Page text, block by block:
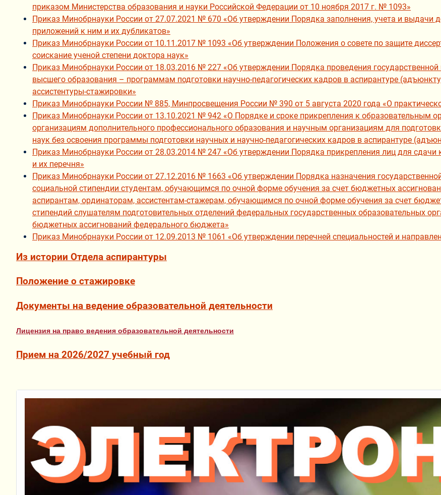
приказом Министерства образования и науки Российской Федерации от 10 ноября 2017 г. № 1093»
Приказ Минобрнауки России от 27.07.2021 № 670 «Об утверждении Порядка заполнения, учета и
приложений к ним и их дубликатов»
Приказ Минобрнауки России от 10.11.2017 № 1093 «Об утверждении Положения о совете по защите
соискание ученой степени доктора наук»
Приказ Минобрнауки России от 18.03.2016 № 227 «Об утверждении Порядка проведения
высшего образования – программам подготовки научно-педагогических кадров в аспирантуре
ассистентуры-стажировки»
Приказ Минобрнауки России № 885, Минпросвещения России № 390 от 5 августа 2020 года «О
Приказ Минобрнауки России от 13.10.2021 № 942 «О Порядке и сроке прикрепления к образовательным
организациям дополнительного профессионального образования и научным организациям для
наук без освоения программы подготовки научных и научно-педагогических кадров в аспирантуре
Приказ Минобрнауки России от 28.03.2014 № 247 «Об утверждении Порядка прикрепления лиц для сдачи
и их перечня»
Приказ Минобрнауки России от 27.12.2016 № 1663 «Об утверждении Порядка назначения
социальной стипендии студентам, обучающимся по очной форме обучения за счет бюджетных
аспирантам, ординаторам, ассистентам-стажерам, обучающимся по очной форме обучения за счет
стипендий слушателям подготовительных отделений федеральных государственных образовательных
бюджетных ассигнований федерального бюджета»
Приказ Минобрнауки России от 12.09.2013 № 1061 «Об утверждении перечней специальностей и
Из истории Отдела аспирантуры
Положение о стажировке
Документы на ведение образовательной деятельности
Лицензия на право ведения образовательной деятельности
Прием на 2026/2027 учебный год